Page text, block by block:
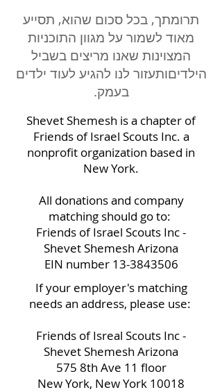
תרומתך, בכל סכום שהוא, תסייע
מאוד לשמור על מגוון התוכניות
המצוינות שאנו מריצים בשביל
הילדיםותעזור לנו להגיע לעוד ילדים
בעמק.
​Shevet Shemesh is a chapter of
Friends of Israel Scouts Inc. a
nonprofit organization based in
New York.
All donations and company
matching should go to:
Friends of Israel Scouts Inc -
Shevet Shemesh Arizona
EIN number 13-3843506
If your employer's matching
needs an address, please use:
Friends of Isreal Scouts Inc -
Shevet Shemesh Arizona
575 8th Ave 11 floor
New York, New York 10018